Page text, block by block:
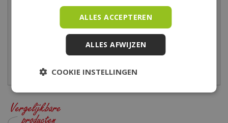
09:00 - 18:00
09:00 - 21:00
09:00 - 17:00
10:00 - 17:00
ALLES ACCEPTEREN
ALLES AFWIJZEN
COOKIE INSTELLINGEN